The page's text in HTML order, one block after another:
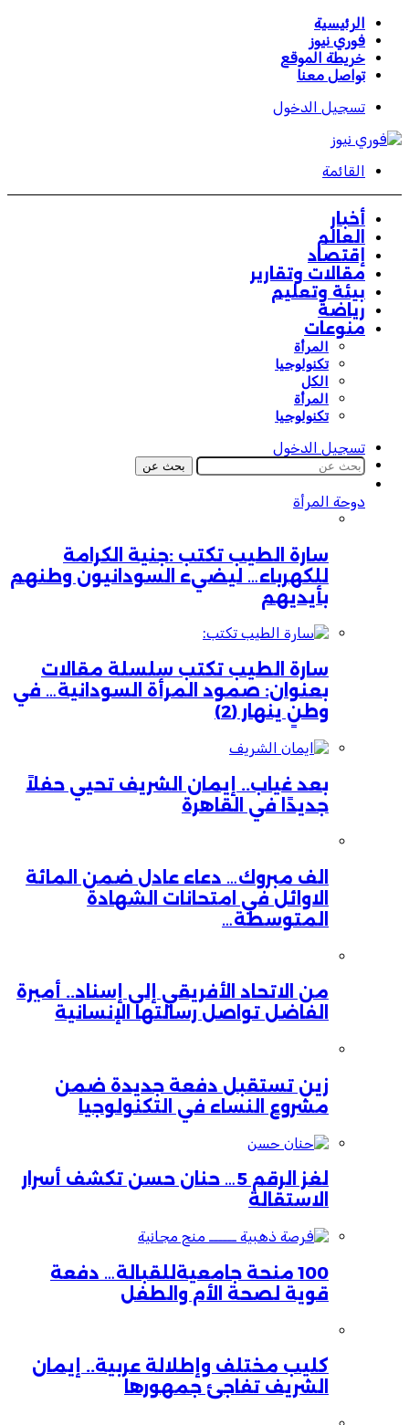
الرئيسية
فوري نيوز
خريطة الموقع
تواصل معنا
تسجيل الدخول
القائمة
أخبار
العالم
إقتصاد
مقالات وتقارير
بيئة وتعليم
رياضة
منوعات
المرأة
تكنولوجيا
الكل
المرأة
تكنولوجيا
تسجيل الدخول
بحث عن
دوحة المرأة
سارة الطيب تكتب :جنية الكرامة
للكهرباء… ليضيء السودانيون وطنهم
بأيديهم
سارة الطيب تكتب سلسلة مقالات
بعنوان: صمود المرأة السودانية… في
وطنٍ ينهار (2)
بعد غياب.. إيمان الشريف تحيي حفلاً
جديدًا في القاهرة
الف مبروك… دعاء عادل ضمن المائة
الاوائل في امتحانات الشهادة
المتوسطة…
من الاتحاد الأفريقي إلى إسناد.. أميرة
الفاضل تواصل رسالتها الإنسانية
زين تستقبل دفعة جديدة ضمن
مشروع النساء في التكنولوجيا
لغز الرقم 5… حنان حسن تكشف أسرار
الاستقالة
100 منحة جامعيةللقبالة… دفعة
قوية لصحة الأم والطفل
كليب مختلف وإطلالة عربية.. إيمان
الشريف تفاجئ جمهورها